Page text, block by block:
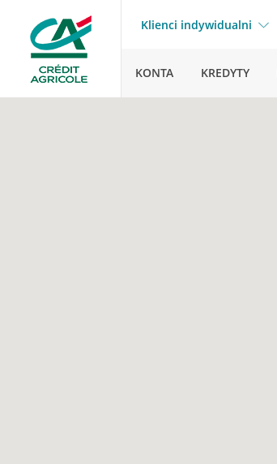
Klienci indywidualni
KONTA KREDYTY